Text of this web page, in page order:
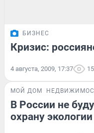
БИЗНЕС
Кризис:
4 августа, 2009, 17:37
МОЙ ДОМ
В России не
охрану